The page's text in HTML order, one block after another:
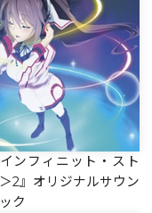
インフィニット・スト
2』オリジナルサウン
ク